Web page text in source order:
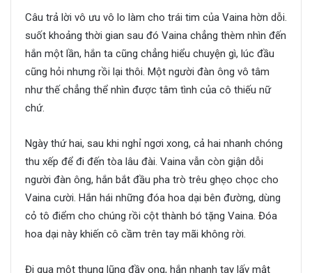
Câu trả lời vô ưu vô lo làm cho trái tim của Vaina hờn dỗi.
suốt khoảng thời gian sau đó Vaina chẳng thèm nhìn đến
hắn một lần, hắn ta cũng chẳng hiểu chuyện gì, lúc đầu
cũng hỏi nhưng rồi lại thôi. Một người đàn ông vô tâm
như thế chẳng thể nhìn được tâm tình của cô thiếu nữ
chứ.
Ngày thứ hai, sau khi nghỉ ngơi xong, cả hai nhanh chóng
thu xếp để đi đến tòa lâu đài. Vaina vẫn còn giận dỗi
người đàn ông, hắn bắt đầu pha trò trêu ghẹo chọc cho
Vaina cười. Hắn hái những đóa hoa dại bên đường, dùng
cỏ tô điểm cho chúng rồi cột thành bó tặng Vaina. Đóa
hoa dại này khiến cô cầm trên tay mãi không rời.
Đi qua một thung lũng đầy ong, hắn nhanh tay lấy mật